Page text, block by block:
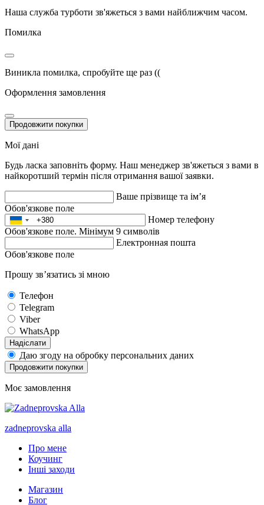
Наша служба турботи зв'яжеться з вами найближчим часом.
Помилка
Виникла помилка, спробуйте ще раз ((
Оформлення замовлення
Продовжити покупки
Мої дані
Будь ласка заповніть форму. Наш менеджер зв'яжеться з вами в
найкоротший термін після отримання вашої заявки.
Ваше прізвище та ім’я
Обов'язкове поле
Номер телефону
Обов'язкове поле. Мінімум 9 символів
Електронная пошта
Обов'язкове поле
Прошу зв’язатись зі мною
Телефон
Telegram
Viber
WhatsApp
Надіслати
Даю згоду на обробку персональних даних
Продовжити покупки
Моє замовлення
zadneprovska alla
Про мене
Коучинг
Інші заходи
Магазин
Блог